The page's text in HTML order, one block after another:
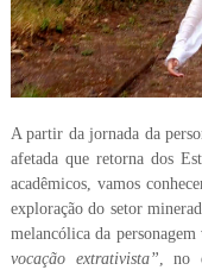
A partir da jornada da
afetada que retorna dos
acadêmicos, vamos
exploração do setor
melancólica da
vocação extrativista”, no